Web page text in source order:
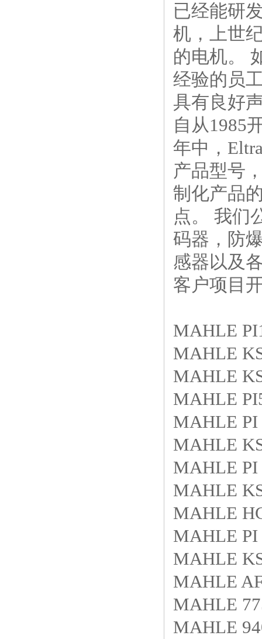
已经能研
机，上世
的电机。
经验的员
具有良好
自从1985
年中，
产品型号
制化产品
点。 我们
码器，防
感器以及
客户项目
MAHLE
MAHLE
MAHLE
MAHLE
MAHLE PI
MAHLE
MAHLE PI
MAHLE
MAHLE
MAHLE PI
MAHLE
MAHLE
MAHLE
MAHLE